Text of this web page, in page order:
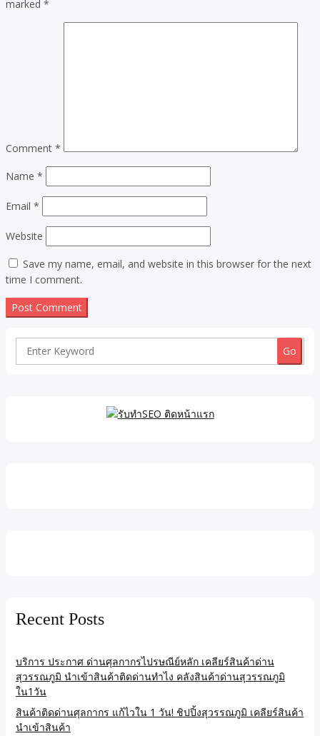
marked *
Comment *
Name *
Email *
Website
Save my name, email, and website in this browser for the next
time I comment.
Search
Recent Posts
บริการ ประกาศ ด่านศุลกากรไปรษณีย์หลัก เคลียร์สินค้าด่าน
สุวรรณภูมิ นำเข้าสินค้าติดด่านทำไง คลังสินค้าด่านสุวรรณภูมิ
ใน1วัน
สินค้าติดด่านศุลกากร แก้ไวใน 1 วัน! ชิปปิ้งสุวรรณภูมิ เคลียร์สินค้า
นำเข้าสินค้า